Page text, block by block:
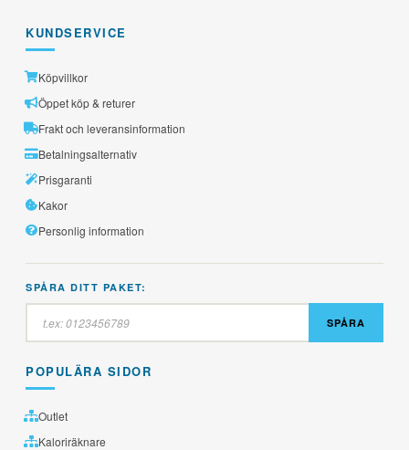
KUNDSERVICE
Köpvillkor
Öppet köp & returer
Frakt och leveransinformation
Betalningsalternativ
Prisgaranti
Kakor
Personlig information
SPÅRA DITT PAKET:
SPÅRA
POPULÄRA SIDOR
Outlet
Kaloriräknare